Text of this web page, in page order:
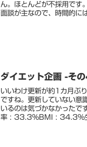
ん。ほとんどが不採用です
面談が主なので、時間的に
ダイエット企画 -そ
いいわけ更新が約1カ月ぶ
ですね。更新していない意
いるのは気づかなかった
率 : 33.3%BMI : 34.3%